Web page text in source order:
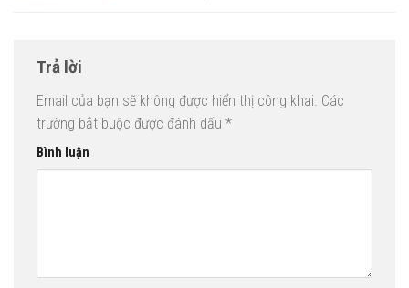
Trả lời
Email của bạn sẽ không được hiển thị công khai. Các
trường bắt buộc được đánh dấu *
Bình luận